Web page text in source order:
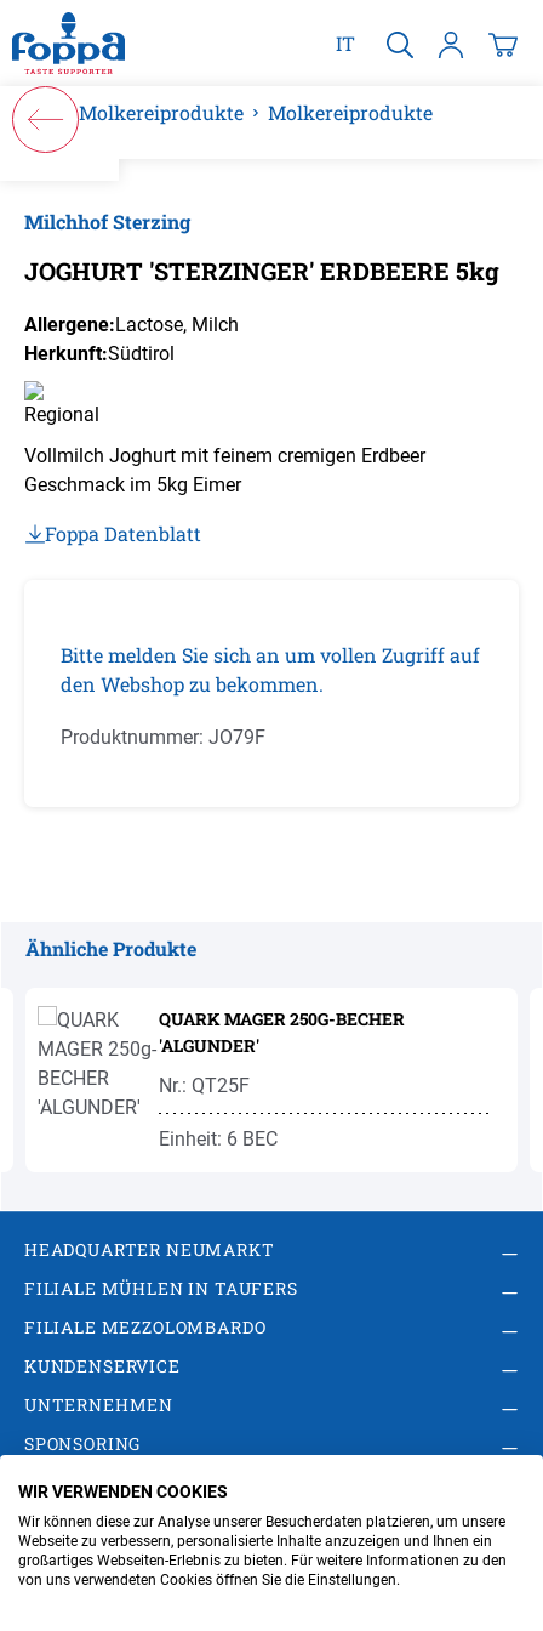
springen
IT
Molkereiprodukte Molkereiprodukte
Milchhof Sterzing
JOGHURT 'STERZINGER' ERDBEERE 5kg
Allergene:Lactose, Milch
Herkunft:Südtirol
Vollmilch Joghurt mit feinem cremigen Erdbeer
Geschmack im 5kg Eimer
Foppa Datenblatt
Bitte melden Sie sich an um vollen Zugriff auf
den Webshop zu bekommen.
Produktnummer: JO79F
Ähnliche Produkte
QUARK MAGER 250G-BECHER
'ALGUNDER'
Nr.: QT25F
Einheit: 6 BEC
HEADQUARTER NEUMARKT
FILIALE MÜHLEN IN TAUFERS
FILIALE MEZZOLOMBARDO
KUNDENSERVICE
UNTERNEHMEN
SPONSORING
AGB Privacy Policy
Impressum
Cookie-Einstellungen ändern
Verwaltung
WIR VERWENDEN COOKIES
Wir können diese zur Analyse unserer Besucherdaten platzieren, um unsere
Webseite zu verbessern, personalisierte Inhalte anzuzeigen und Ihnen ein
großartiges Webseiten-Erlebnis zu bieten. Für weitere Informationen zu den
von uns verwendeten Cookies öffnen Sie die Einstellungen.